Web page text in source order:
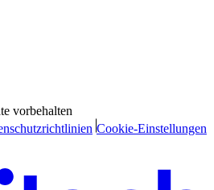
vorbehalten
Cookie-Einstellungen